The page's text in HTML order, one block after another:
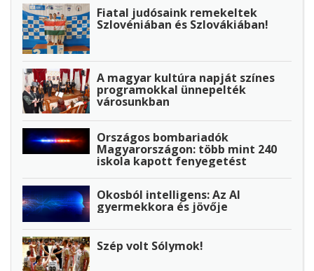
Fiatal judósaink remekeltek
Szlovéniában és Szlovákiában!
A magyar kultúra napját színes
programokkal ünnepelték
városunkban
Országos bombariadók
Magyarországon: több mint 240
iskola kapott fenyegetést
Okosból intelligens: Az AI
gyermekkora és jövője
Szép volt Sólymok!